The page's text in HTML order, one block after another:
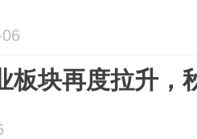
板块再度拉升，